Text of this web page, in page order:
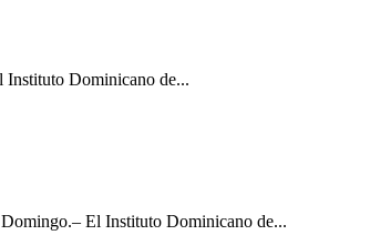
Instituto Dominicano de...
Domingo.– El Instituto Dominicano de...